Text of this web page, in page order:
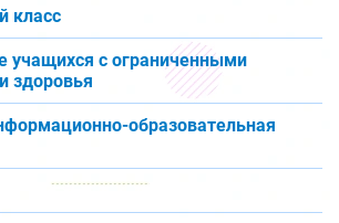
класс
учащихся с ограниченными
здоровья
образовательная